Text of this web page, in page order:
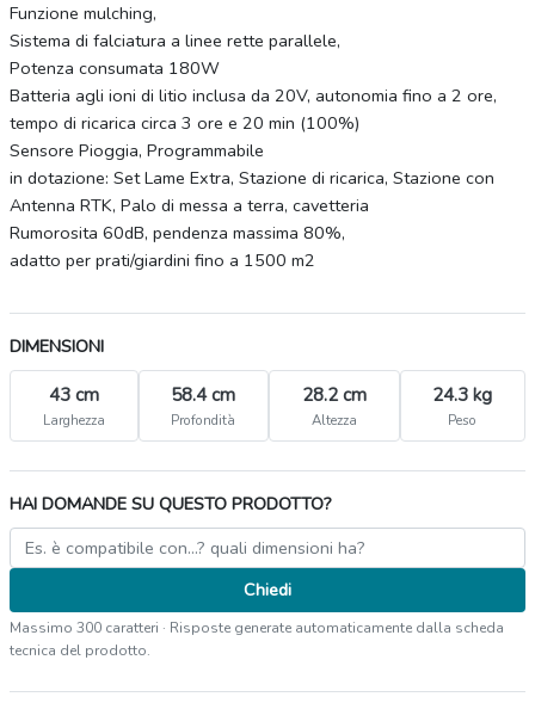
Funzione mulching,
Sistema di falciatura a linee rette parallele,
Potenza consumata 180W
Batteria agli ioni di litio inclusa da 20V, autonomia fino a 2 ore,
tempo di ricarica circa 3 ore e 20 min (100%)
Sensore Pioggia, Programmabile
in dotazione: Set Lame Extra, Stazione di ricarica, Stazione con
Antenna RTK, Palo di messa a terra, cavetteria
Rumorosita 60dB, pendenza massima 80%,
adatto per prati/giardini fino a 1500 m2
DIMENSIONI
43 cm
Larghezza
58.4 cm
Profondità
28.2 cm
Altezza
24.3 kg
Peso
HAI DOMANDE SU QUESTO PRODOTTO?
Chiedi
Massimo 300 caratteri · Risposte generate automaticamente dalla scheda
tecnica del prodotto.